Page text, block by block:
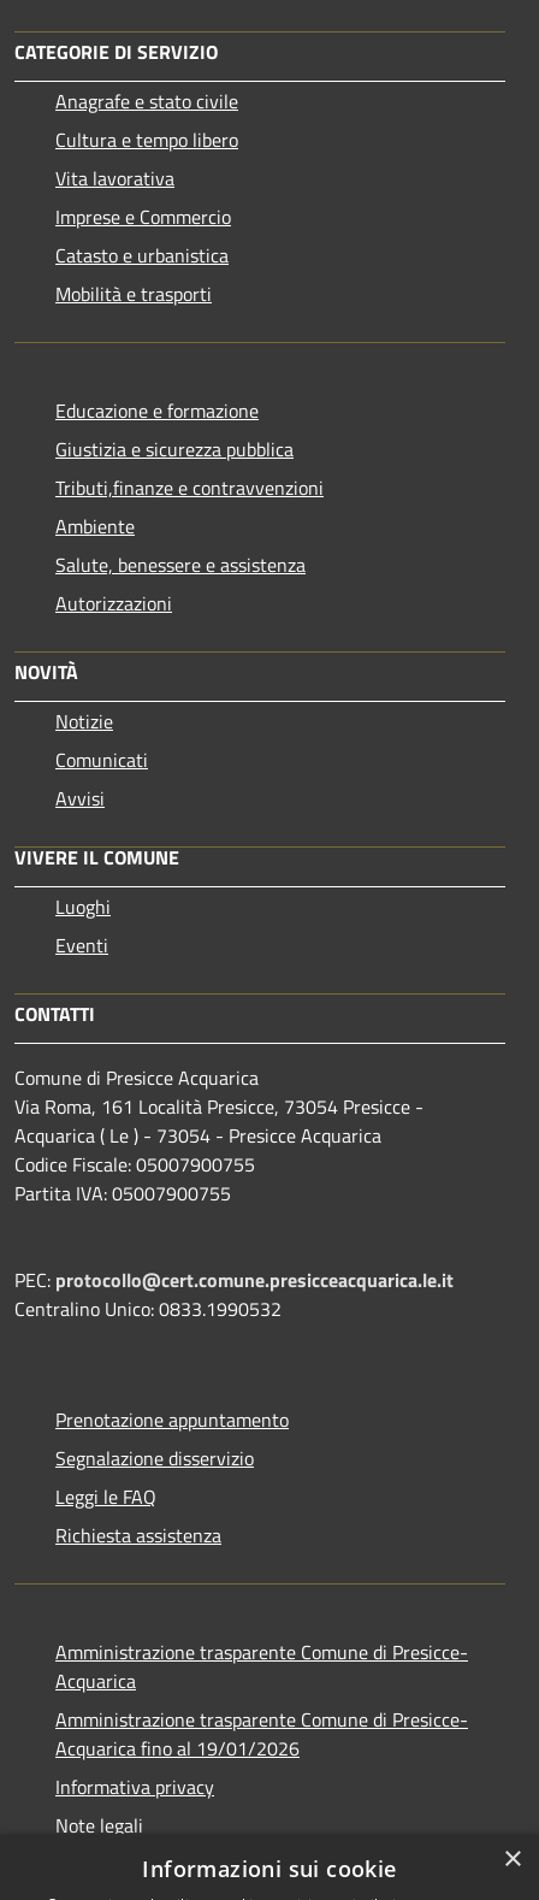
CATEGORIE DI SERVIZIO
Anagrafe e stato civile
Cultura e tempo libero
Vita lavorativa
Imprese e Commercio
Catasto e urbanistica
Mobilità e trasporti
Educazione e formazione
Giustizia e sicurezza pubblica
Tributi,finanze e contravvenzioni
Ambiente
Salute, benessere e assistenza
Autorizzazioni
NOVITÀ
Notizie
Comunicati
Avvisi
VIVERE IL COMUNE
Luoghi
Eventi
CONTATTI
Comune di Presicce Acquarica
Via Roma, 161 Località Presicce, 73054 Presicce -
Acquarica ( Le ) - 73054 - Presicce Acquarica
Codice Fiscale: 05007900755
Partita IVA: 05007900755
PEC: protocollo@cert.comune.presicceacquarica.le.it
Centralino Unico: 0833.1990532
Prenotazione appuntamento
Segnalazione disservizio
Leggi le FAQ
Richiesta assistenza
Amministrazione trasparente Comune di Presicce-
Acquarica
Amministrazione trasparente Comune di Presicce-
Acquarica fino al 19/01/2026
Informativa privacy
Note legali
Dichiarazione di accessibilità
×
Informazioni sui cookie